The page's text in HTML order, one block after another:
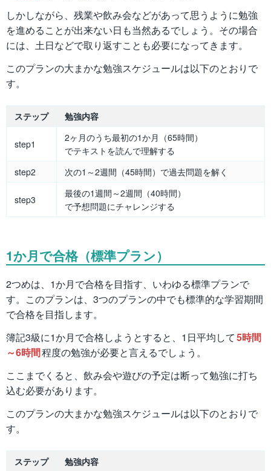
しかしながら、残業や飲み会などがあって思うように勉強
を進めることが出来ない日も当然あるでしょう。その場合
には、土日などで取り返すことも必要になってきます。
このプランの大まかな勉強スケジュールは以下のとおりで
す。
ステップ 勉強内容
step1
2ヶ月のうち最初の1か月（65時間）
でテキストを読んで理解する
step2
次の1～2週間（45時間）で過去問題を解く
step3
最後の1週間～2週間（40時間）
で予想問題にチャレンジする
1か月で合格（標準プラン）
2つめは、1か月で合格を目指す、いわゆる標準プランで
す。このプランは、3つのプランの中でも標準的な学習期間
で合格を目指します。
簿記3級に1か月で合格しようとすると、1日平均して5時間
～6時間程度の勉強が必要と言えるでしょう。
ここまでくると、飲み会や遊びの予定は断って勉強に打ち
込む必要があります。
このプランの大まかな勉強スケジュールは以下のとおりで
す。
ステップ 勉強内容